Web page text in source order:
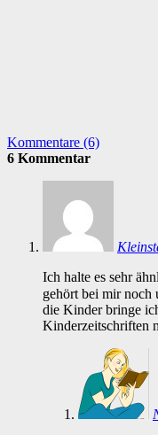
Kommentare (6)
6 Kommentar
Ich halte es sehr
gehört bei mir noch
die Kinder bringe
Kinderzeitschriften